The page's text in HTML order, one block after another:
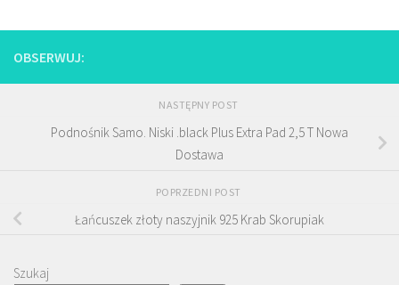
OBSERWUJ:
NASTĘPNY POST
Podnośnik Samo. Niski .black Plus Extra Pad 2,5 T Nowa
Dostawa
POPRZEDNI POST
Łańcuszek złoty naszyjnik 925 Krab Skorupiak
Szukaj